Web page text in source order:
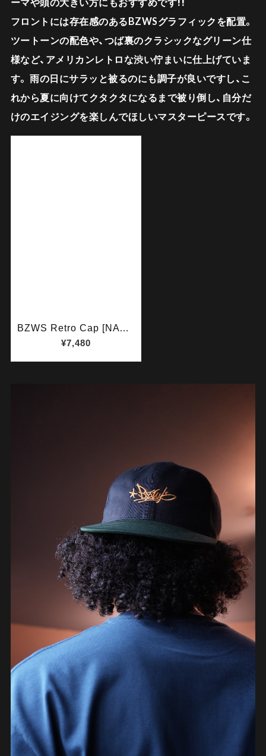
ーマや頭の大きい方にもおすすめです!!
フロントには存在感のあるBZWSグラフィックを配置。
ツートーンの配色や、つば裏のクラシックなグリーン仕
様など、アメリカンレトロな渋い佇まいに仕上げていま
す。 雨の日にサラッと被るのにも調子が良いですし、こ
れから夏に向けてクタクタになるまで被り倒し、自分だ
けのエイジングを楽しんでほしいマスターピースです。